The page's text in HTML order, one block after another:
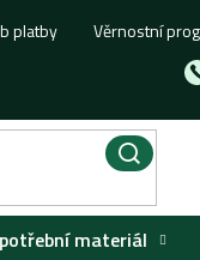
platby Věrnostní
materiál